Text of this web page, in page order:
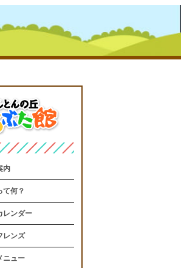
内
て何？
レンダー
レンズ
ニュー